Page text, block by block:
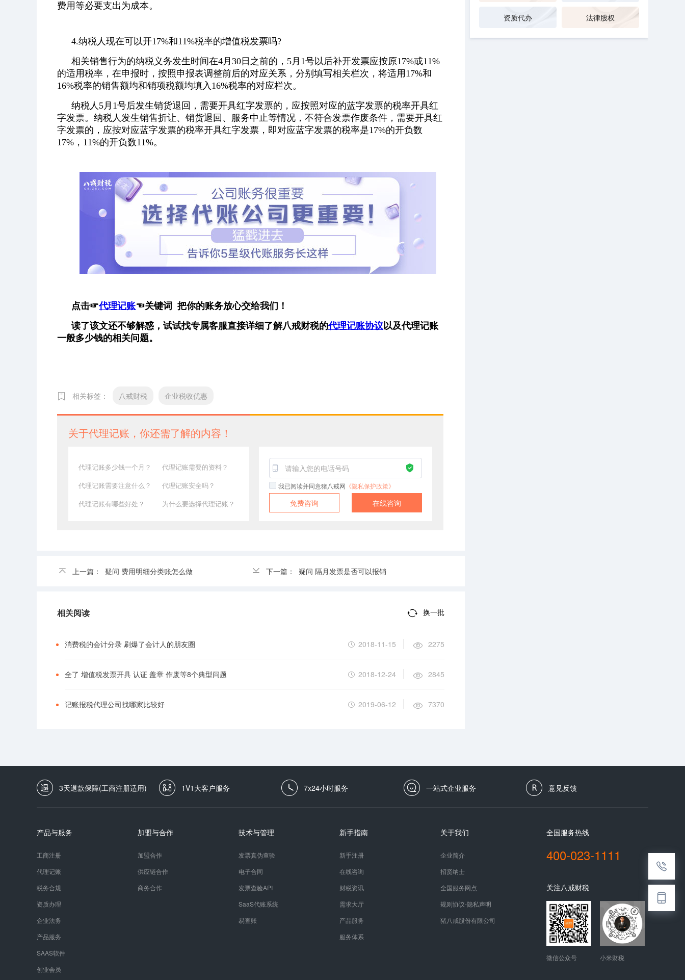
费用等必要支出为成本。
4.纳税人现在可以开17%和11%税率的增值税发票吗?
相关销售行为的纳税义务发生时间在4月30日之前的，5月1号以后补开发票应按原17%或11%
的适用税率，在申报时，按照申报表调整前后的对应关系，分别填写相关栏次，将适用17%和
16%税率的销售额均和销项税额均填入16%税率的对应栏次。
纳税人5月1号后发生销货退回，需要开具红字发票的，应按照对应的蓝字发票的税率开具红
字发票。纳税人发生销售折让、销货退回、服务中止等情况，不符合发票作废条件，需要开具红
字发票的，应按对应蓝字发票的税率开具红字发票，即对应蓝字发票的税率是17%的开负数
17%，11%的开负数11%。
点击☞代理记账☜关键词 把你的账务放心交给我们！
读了该文还不够解惑，试试找专属客服直接详细了解八戒财税的代理记账协议以及代理记账
一般多少钱的相关问题。
相关标签： 八戒财税 企业税收优惠
关于代理记账，你还需了解的内容！
代理记账多少钱一个月？
代理记账需要的资料？
代理记账需要注意什么？
代理记账安全吗？
代理记账有哪些好处？
为什么要选择代理记账？
我已阅读并同意猪八戒网 《隐私保护政策》
免费咨询 在线咨询
上一篇： 疑问 费用明细分类账怎么做 下一篇： 疑问 隔月发票是否可以报销
相关阅读 换一批
消费税的会计分录 刷爆了会计人的朋友圈 2018-11-15 2275
全了 增值税发票开具 认证 盖章 作废等8个典型问题 2018-12-24 2845
记账报税代理公司找哪家比较好 2019-06-12 7370
资质代办 法律股权
3天退款保障(工商注册适用) 1V1大客户服务 7x24小时服务 一站式企业服务 意见反馈
产品与服务
工商注册
代理记账
税务合规
资质办理
企业法务
产品服务
SAAS软件
创业会员
加盟与合作
加盟合作
供应链合作
商务合作
技术与管理
发票真伪查验
电子合同
发票查验API
SaaS代账系统
易查账
新手指南
新手注册
在线咨询
财税资讯
需求大厅
产品服务
服务体系
关于我们
企业简介
招贤纳士
全国服务网点
规则协议-隐私声明
猪八戒股份有限公司
全国服务热线
400-023-1111
关注八戒财税
微信公众号 小米财税